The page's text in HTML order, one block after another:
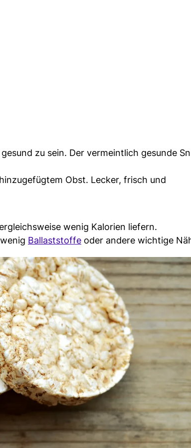
zu sein. Der vermeintlich gesunde
Obst. Lecker, frisch und
wenig Kalorien liefern.
Ballaststoffe oder andere wichtige